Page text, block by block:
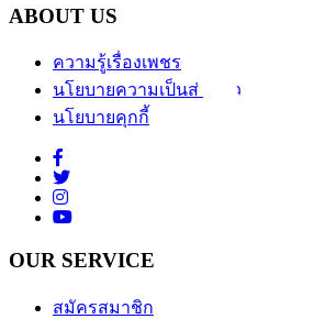
ABOUT US
ความรู้เรื่องเพชร
นโยบายความเป็นส่วนตัว
นโยบายคุกกี้
OUR SERVICE
สมัครสมาชิก